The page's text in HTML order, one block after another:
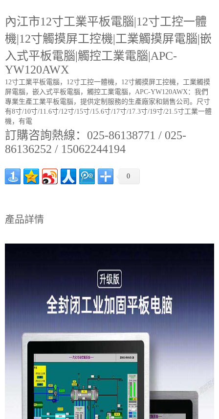
內江市12寸工業平板電腦|12寸工控一體
機|12寸觸摸屏工控機|工業觸摸屏電腦|嵌
入式平板電腦|觸控工業電腦|APC-
YW120AWX
12寸工業平板電腦，12寸工控一體機，12寸觸摸屏工控機，工業觸摸
屏電腦，嵌入式平板電腦，觸控工業電腦，APC-YW120AWX：我們
專業生產工業平板電腦，提供定制服務的生產廠家和銷售公司。尺寸
有8寸/10寸/11.6寸/12寸/15寸/15.6寸/17寸/17.3寸/19寸/21.5寸工業一體
機，有電
訂購咨詢熱線：025-86138771 / 025-
86136252 / 15062244194
0
產品詳情